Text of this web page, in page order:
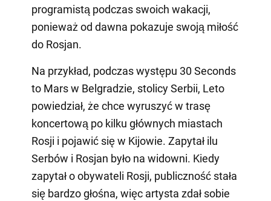
programistą podczas swoich wakacji,
ponieważ od dawna pokazuje swoją miłość
do Rosjan.
Na przykład, podczas występu 30 Seconds
to Mars w Belgradzie, stolicy Serbii, Leto
powiedział, że chce wyruszyć w trasę
koncertową po kilku głównych miastach
Rosji i pojawić się w Kijowie. Zapytał ilu
Serbów i Rosjan było na widowni. Kiedy
zapytał o obywateli Rosji, publiczność stała
się bardzo głośna, więc artysta zdał sobie